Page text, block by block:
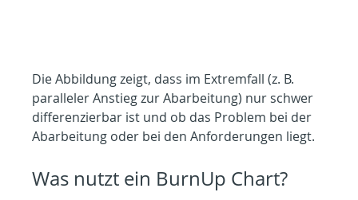
Die Abbildung zeigt, dass im Extremfall (z. B.
paralleler Anstieg zur Abarbeitung) nur schwer
differenzierbar ist und ob das Problem bei der
Abarbeitung oder bei den Anforderungen liegt.
Was nutzt ein BurnUp Chart?